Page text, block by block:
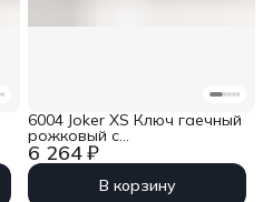
6 264 ₽
6004 Joker XS Ключ гаечный
рожковый с
самонастройкой, 7-10 x 117
мм Wera WE-020099
В корзину